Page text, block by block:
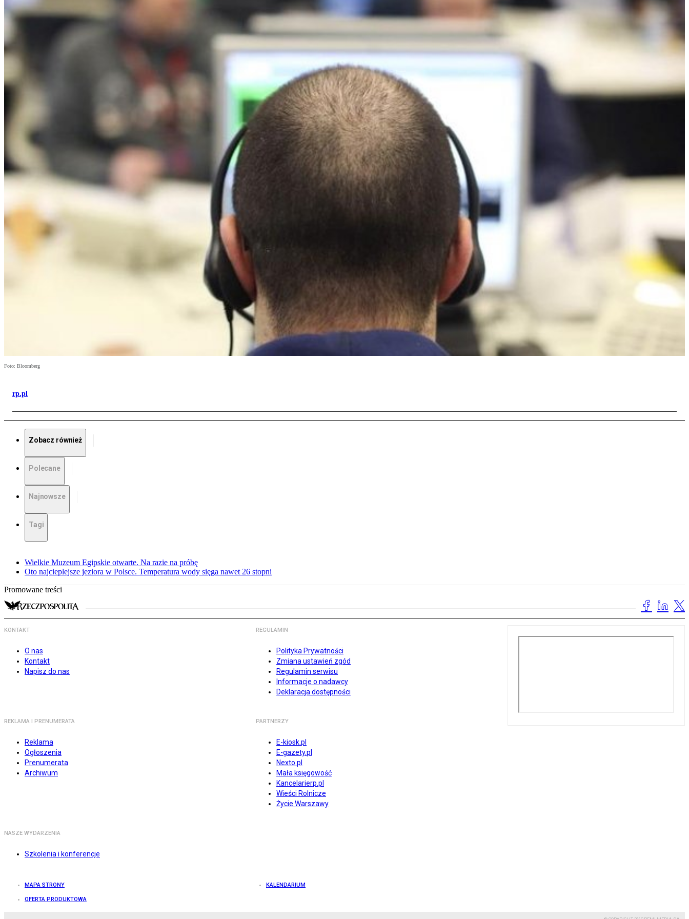
Foto: Bloomberg
rp.pl
Zobacz również
Polecane
Najnowsze
Tagi
Wielkie Muzeum Egipskie otwarte. Na razie na próbę
Oto najcieplejsze jeziora w Polsce. Temperatura wody sięga nawet 26 stopni
Promowane treści
KONTAKT
O nas
Kontakt
Napisz do nas
REGULAMIN
Polityka Prywatności
Zmiana ustawień zgód
Regulamin serwisu
Informacje o nadawcy
Deklaracja dostępności
REKLAMA I PRENUMERATA
Reklama
Ogłoszenia
Prenumerata
Archiwum
PARTNERZY
E-kiosk.pl
E-gazety.pl
Nexto.pl
Mała księgowość
Kancelarierp.pl
Wieści Rolnicze
Życie Warszawy
NASZE WYDARZENIA
Szkolenia i konferencje
MAPA STRONY KALENDARIUM
OFERTA PRODUKTOWA